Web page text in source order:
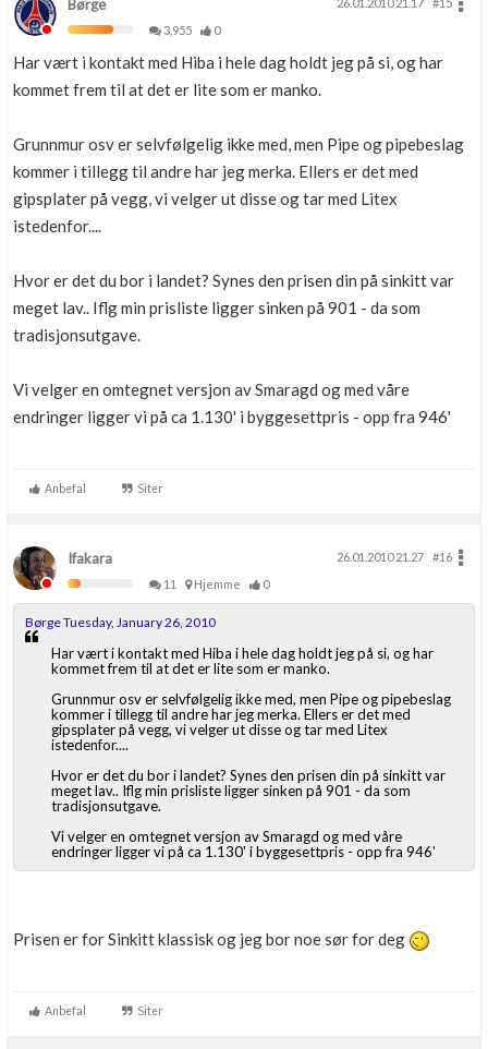
Børge
3,955
0
Har vært i kontakt med Hiba i hele dag holdt jeg på si, og har
kommet frem til at det er lite som er manko.
Grunnmur osv er selvfølgelig ikke med, men Pipe og pipebeslag
kommer i tillegg til andre har jeg merka. Ellers er det med
gipsplater på vegg, vi velger ut disse og tar med Litex
istedenfor....
Hvor er det du bor i landet? Synes den prisen din på sinkitt var
meget lav.. Iflg min prisliste ligger sinken på 901 - da som
tradisjonsutgave.
Vi velger en omtegnet versjon av Smaragd og med våre
endringer ligger vi på ca 1.130' i byggesettpris - opp fra 946'
Anbefal Siter
Ifakara 26.01.2010 21.27
#16
11
Hjemme 0
Børge Tuesday, January 26, 2010
Har vært i kontakt med Hiba i hele dag holdt jeg på si, og har
kommet frem til at det er lite som er manko.
Grunnmur osv er selvfølgelig ikke med, men Pipe og pipebeslag
kommer i tillegg til andre har jeg merka. Ellers er det med
gipsplater på vegg, vi velger ut disse og tar med Litex
istedenfor....
Hvor er det du bor i landet? Synes den prisen din på sinkitt var
meget lav.. Iflg min prisliste ligger sinken på 901 - da som
tradisjonsutgave.
Vi velger en omtegnet versjon av Smaragd og med våre
endringer ligger vi på ca 1.130' i byggesettpris - opp fra 946'
Prisen er for Sinkitt klassisk og jeg bor noe sør for deg
Anbefal Siter